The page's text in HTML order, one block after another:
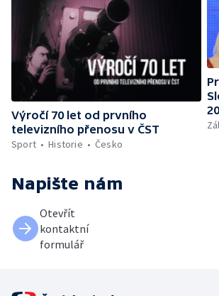
Výročí 70 let od prvního
televizního přenosu v ČST
Sport
Historie Česko
Napište nám
Otevřít
kontaktní
formulář